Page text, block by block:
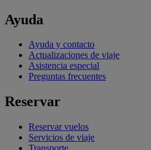
Ayuda
Ayuda y contacto
Actualizaciones de viaje
Asistencia especial
Preguntas frecuentes
Reservar
Reservar vuelos
Servicios de viaje